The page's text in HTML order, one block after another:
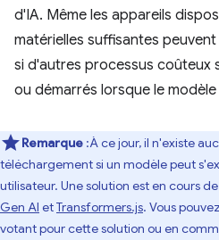
d'IA. Même les appareils
matérielles suffisantes
si d'autres processus coûteux
ou démarrés lorsque le
Remarque :À ce jour, il n'existe
téléchargement si un modèle peut
utilisateur. Une solution est en cours
Gen AI etTransformers.js. Vous
votant pour cette solution ou en